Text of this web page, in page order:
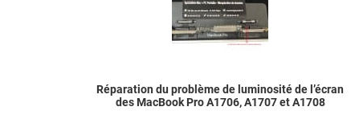
Réparation du problème de luminosité de l’écran
des MacBook Pro A1706, A1707 et A1708